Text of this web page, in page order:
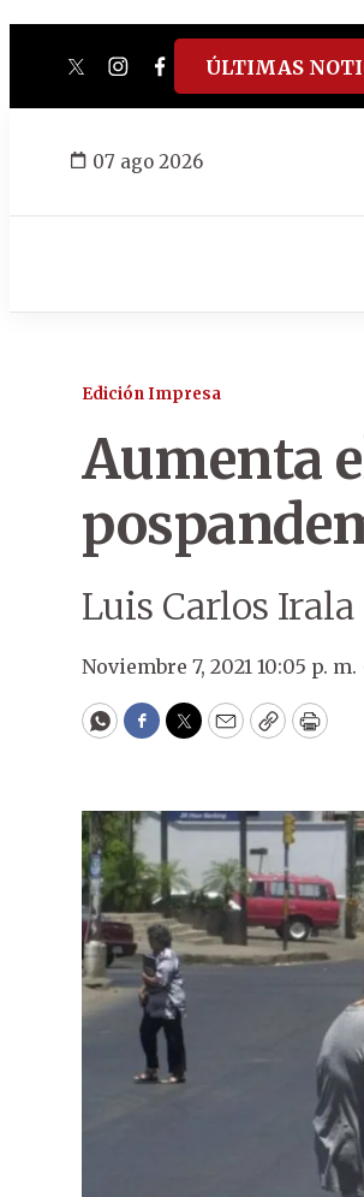
twitterinstagram
facebook
tiktokyoutube
spotify
ÚLTIMAS
07 ago 2026
Edición Impresa
Aumenta
Luis Carlos
Noviembre 7, 2021 10:05 p. m.
WhatsApp
Facebook
Twitter
EmailCopyPrint